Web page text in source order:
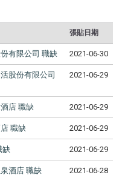
張貼日期
有限公司 職缺 2021-06-30
股份有限公司
2021-06-29
店 職缺 2021-06-29
職缺 2021-06-29
缺 2021-06-29
酒店 職缺 2021-06-28